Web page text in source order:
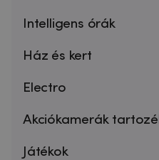
Intelligens órák
Ház és kert
Electro
Akciókamerák
Játékok